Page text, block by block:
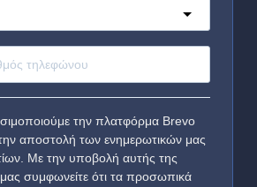
την πλατφόρμα Brevo
αποστολή των ενημερωτικών μας
Με την υποβολή αυτής της
συμφωνείτε ότι τα προσωπικά